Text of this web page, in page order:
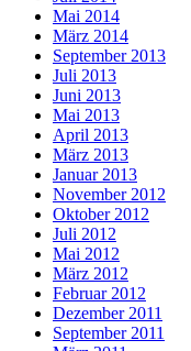
Mai 2014
März 2014
September 2013
Juli 2013
Juni 2013
Mai 2013
April 2013
März 2013
Januar 2013
November 2012
Oktober 2012
Juli 2012
Mai 2012
März 2012
Februar 2012
Dezember 2011
September 2011